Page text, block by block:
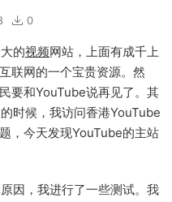
0
的视频网站，上面有成千上
联网的一个宝贵资源。然
要和YouTube说再见了。其
时候，我访问香港YouTube
，今天发现YouTube的主站
因，我进行了一些测试。我